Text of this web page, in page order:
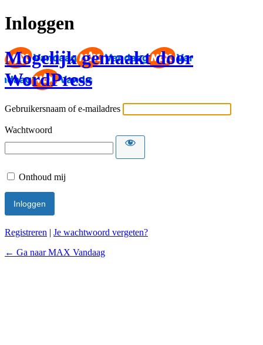
Inloggen
Mogelijk gemaakt door
WordPress
Gebruikersnaam of e-mailadres
Wachtwoord
Onthoud mij
Registreren | Je wachtwoord vergeten?
← Ga naar MAX Vandaag